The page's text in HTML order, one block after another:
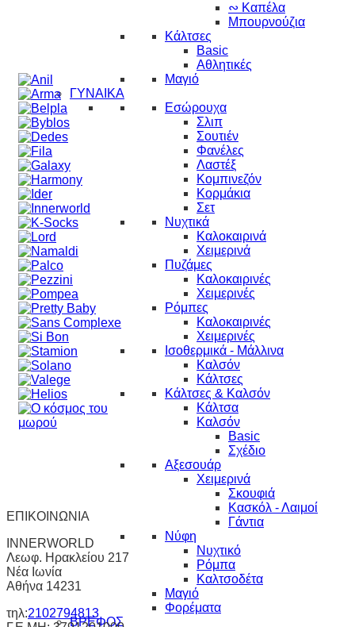
∾ Καπέλα
Μπουρνούζια
Κάλτσες
Basic
Αθλητικές
Μαγιό
ΓΥΝΑΙΚΑ
Εσώρουχα
Σλιπ
Σουτιέν
Φανέλες
Λαστέξ
Κομπινεζόν
Κορμάκια
Σετ
Νυχτικά
Καλοκαιρινά
Χειμερινά
Πυζάμες
Καλοκαιρινές
Χειμερινές
Ρόμπες
Καλοκαιρινές
Χειμερινές
Ισοθερμικά - Μάλλινα
Καλσόν
Κάλτσες
Κάλτσες & Καλσόν
Κάλτσα
Καλσόν
Basic
Σχέδιο
Αξεσουάρ
Χειμερινά
Σκουφιά
Κασκόλ - Λαιμοί
Γάντια
Νύφη
Νυχτικό
Ρόμπα
Καλτσοδέτα
Μαγιό
Φορέματα
ΒΡΕΦΟΣ
ΕΠΙΚΟΙΝΩΝΙΑ
INNERWORLD
Λεωφ. Ηρακλείου 217
Νέα Ιωνία
Αθήνα 14231
τηλ:2102794813